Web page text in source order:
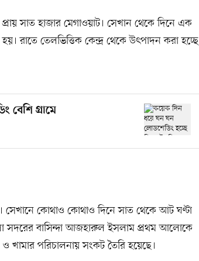
সাত হাজার মেগাওয়াট। সেখান থেকে দিনে এক
রাতে তেলভিত্তিক কেন্দ্র থেকে উৎপাদন করা হচ্ছে
বেশি গ্রামে
সেখানে কোথাও কোথাও দিনে সাত থেকে আট ঘণ্টা
সদরের বাসিন্দা আজহারুল ইসলাম প্রথম আলোকে
পরিচালনায় সংকট তৈরি হয়েছে।